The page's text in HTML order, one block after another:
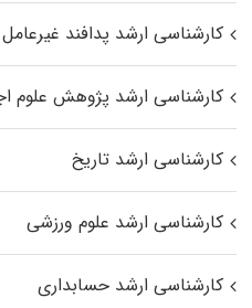
کارشناسی ارشد پدافند غیرعامل ۲
کارشناسی ارشد پژوهش علوم
کارشناسی ارشد تاریخ
کارشناسی ارشد علوم ورزشی
کارشناسی ارشد حسابداری